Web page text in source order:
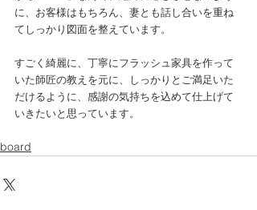
に、お客様はもちろん、妻とも話し合いを重ね
てしっかり図面を整えています。
すごく綺麗に、丁寧にフラッシュ家具を作って
いた師匠の教えを元に、しっかりとご満足いた
だけるように、感謝の気持ちを込めて仕上げて
いきたいと思っています。
board